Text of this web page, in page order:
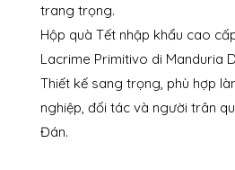
trang trọng.
Hộp quà Tết nhập khẩu cao
Lacrime Primitivo di Manduria
Thiết kế sang trọng, phù hợp
nghiệp, đối tác và người trân
Đán.